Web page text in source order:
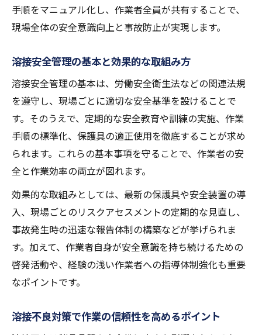
感電リスクを減らす溶接作業時の注意点
アーク溶接の感電対策と安全確保の方法
り
安全対策強化でアーク溶接時の安心作業を
実現
手順をマニュアル化し、作業者全員が共有することで、
現場全体の安全意識向上と事故防止が実現します。
溶接安全管理の基本と効果的な取組み方
溶接安全管理の基本は、労働安全衛生法などの関連法規
を遵守し、現場ごとに適切な安全基準を設けることで
す。そのうえで、定期的な安全教育や訓練の実施、作業
手順の標準化、保護具の適正使用を徹底することが求め
られます。これらの基本事項を守ることで、作業者の安
全と作業効率の両立が図れます。
効果的な取組みとしては、最新の保護具や安全装置の導
入、現場ごとのリスクアセスメントの定期的な見直し、
事故発生時の迅速な報告体制の構築などが挙げられま
す。加えて、作業者自身が安全意識を持ち続けるための
啓発活動や、経験の浅い作業者への指導体制強化も重要
なポイントです。
溶接不良対策で作業の信頼性を高めるポイント